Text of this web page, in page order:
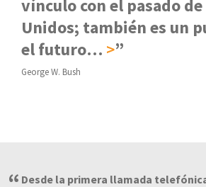
vínculo con el pasado
Unidos; también es un
el futuro… >
George W. Bush
Desde la primera llamada